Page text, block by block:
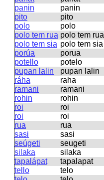
panin
panin
pito
pito
polo
polo
polo tem rua polo tem rua
polo tem sia polo tem sia
porúa
porua
potello
potelo
pupan lalin
pupan lalin
ráha
raha
ramani
ramani
rohin
rohin
roi
roi
roi
roi
rua
rua
sasi
sasi
seúgeti
seuɡeti
silaka
silaka
tapalápat
tapalapat
tello
telo